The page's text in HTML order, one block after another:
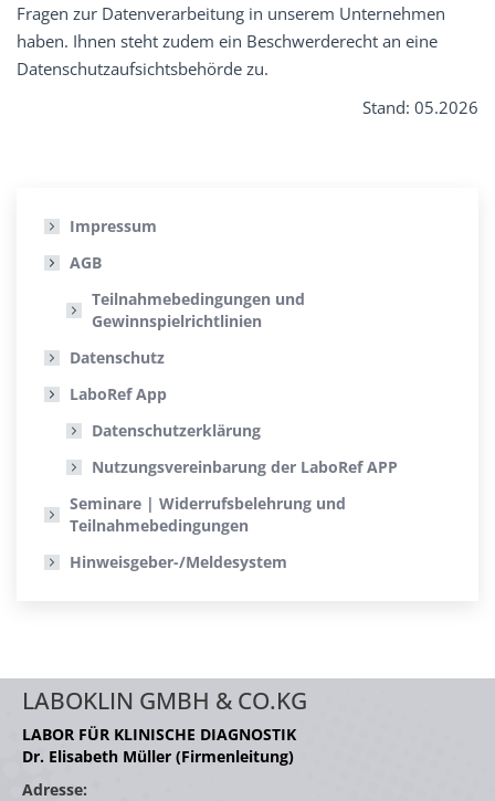
Fragen zur Datenverarbeitung in unserem Unternehmen
haben. Ihnen steht zudem ein Beschwerderecht an eine
Datenschutzaufsichtsbehörde zu.
Stand: 05.2026
Impressum
AGB
Teilnahmebedingungen und
Gewinnspielrichtlinien
Datenschutz
LaboRef App
Datenschutzerklärung
Nutzungsvereinbarung der LaboRef APP
Seminare | Widerrufsbelehrung und
Teilnahmebedingungen
Hinweisgeber-/Meldesystem
LABOKLIN GMBH & CO.KG
LABOR FÜR KLINISCHE DIAGNOSTIK
Dr. Elisabeth Müller (Firmenleitung)
Adresse: